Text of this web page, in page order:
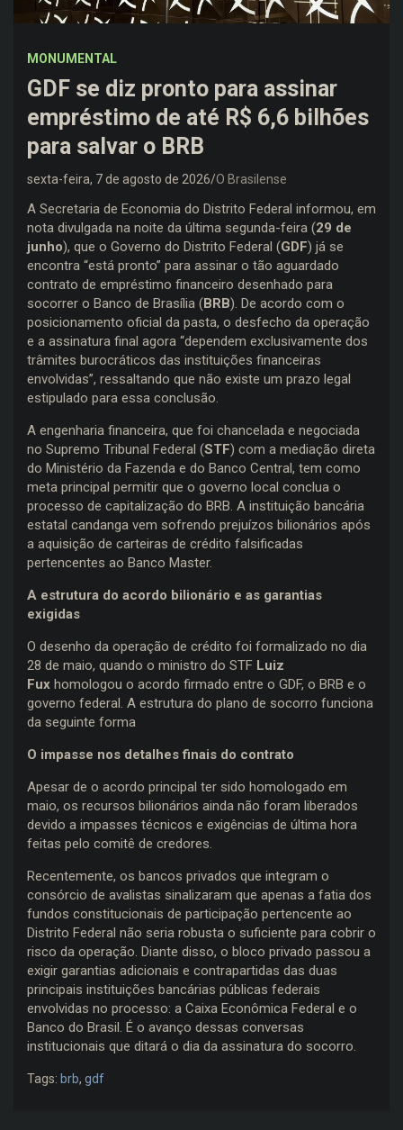
MONUMENTAL
GDF se diz pronto para assinar
empréstimo de até R$ 6,6 bilhões
para salvar o BRB
sexta-feira, 7 de agosto de 2026 O Brasilense
A Secretaria de Economia do Distrito Federal informou, em
nota divulgada na noite da última segunda-feira (29 de
junho), que o Governo do Distrito Federal (GDF) já se
encontra “está pronto” para assinar o tão aguardado
contrato de empréstimo financeiro desenhado para
socorrer o Banco de Brasília (BRB). De acordo com o
posicionamento oficial da pasta, o desfecho da operação
e a assinatura final agora “dependem exclusivamente dos
trâmites burocráticos das instituições financeiras
envolvidas”, ressaltando que não existe um prazo legal
estipulado para essa conclusão.
A engenharia financeira, que foi chancelada e negociada
no Supremo Tribunal Federal (STF) com a mediação direta
do Ministério da Fazenda e do Banco Central, tem como
meta principal permitir que o governo local conclua o
processo de capitalização do BRB. A instituição bancária
estatal candanga vem sofrendo prejuízos bilionários após
a aquisição de carteiras de crédito falsificadas
pertencentes ao Banco Master.
A estrutura do acordo bilionário e as garantias
exigidas
O desenho da operação de crédito foi formalizado no dia
28 de maio, quando o ministro do STF Luiz
Fux homologou o acordo firmado entre o GDF, o BRB e o
governo federal. A estrutura do plano de socorro funciona
da seguinte forma
O impasse nos detalhes finais do contrato
Apesar de o acordo principal ter sido homologado em
maio, os recursos bilionários ainda não foram liberados
devido a impasses técnicos e exigências de última hora
feitas pelo comitê de credores.
Recentemente, os bancos privados que integram o
consórcio de avalistas sinalizaram que apenas a fatia dos
fundos constitucionais de participação pertencente ao
Distrito Federal não seria robusta o suficiente para cobrir o
risco da operação. Diante disso, o bloco privado passou a
exigir garantias adicionais e contrapartidas das duas
principais instituições bancárias públicas federais
envolvidas no processo: a Caixa Econômica Federal e o
Banco do Brasil. É o avanço dessas conversas
institucionais que ditará o dia da assinatura do socorro.
Tags: brb, gdf